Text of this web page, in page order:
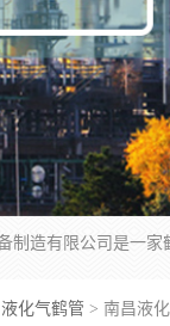
液化气鹤管 > 南昌液